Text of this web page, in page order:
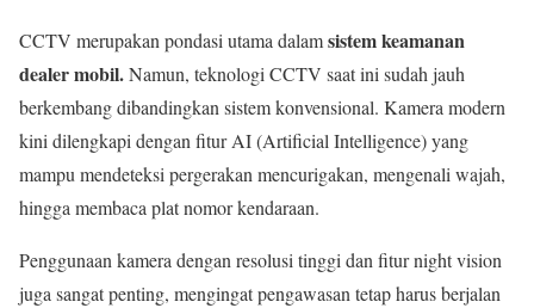
CCTV merupakan pondasi utama dalamsistem keamanan
dealer mobil.Namun, teknologi CCTV saat ini sudah jauh
berkembang dibandingkan sistem konvensional. Kamera modern
kini dilengkapi dengan fitur AI (Artificial Intelligence) yang
mampu mendeteksi pergerakan mencurigakan, mengenali wajah,
hingga membaca plat nomor kendaraan.
Penggunaan kamera dengan resolusi tinggi dan fitur night vision
juga sangat penting, mengingat pengawasan tetap harus berjalan